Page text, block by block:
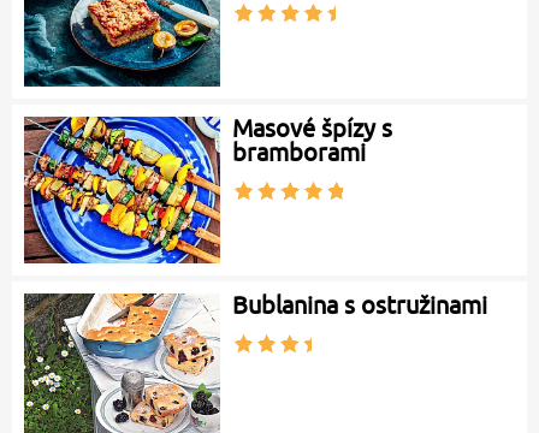
Masové špízy s
bramborami
Bublanina s ostružinami